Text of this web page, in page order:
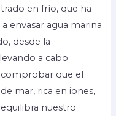
en frío, que ha
envasar agua marina
desde la
a cabo
que el
mar, rica en iones,
nuestro